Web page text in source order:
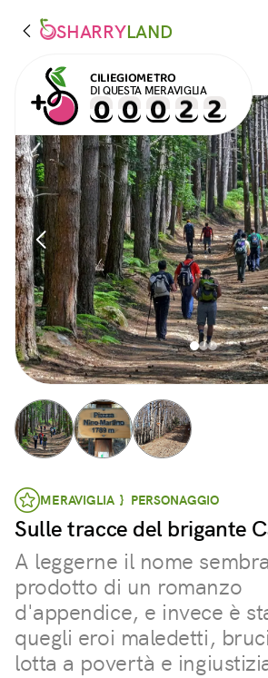
SHARRYLAND
CILIEGIOMETRO
DI QUESTA MERAVIGLIA
MERAVIGLIA } PERSONAGGIO
Sulle tracce del brigante
A leggerne il nome
prodotto di un romanzo
d'appendice, e invece è
quegli eroi maledetti,
lotta a povertà e